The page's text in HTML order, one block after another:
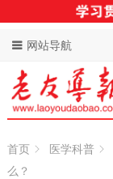
网站导航
首页 医学科普
么？